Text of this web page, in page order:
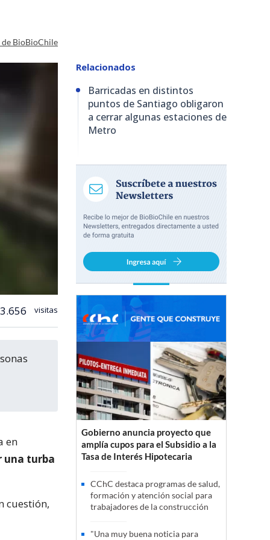
BioBioChile
visitas
en
una turba
cuestión,
Relacionados
Barricadas en distintos
puntos de Santiago obligaron
a cerrar algunas estaciones de
Metro
Gobierno anuncia proyecto que
amplía cupos para el Subsidio a la
Tasa de Interés Hipotecaria
CChC destaca programas de salud,
formación y atención social para
trabajadores de la construcción
"Una muy buena noticia para